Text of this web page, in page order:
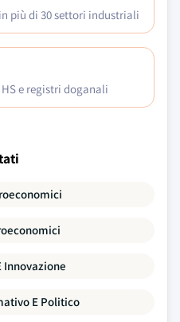
più di 30 settori industriali
e registri doganali
Innovazione
E Politico